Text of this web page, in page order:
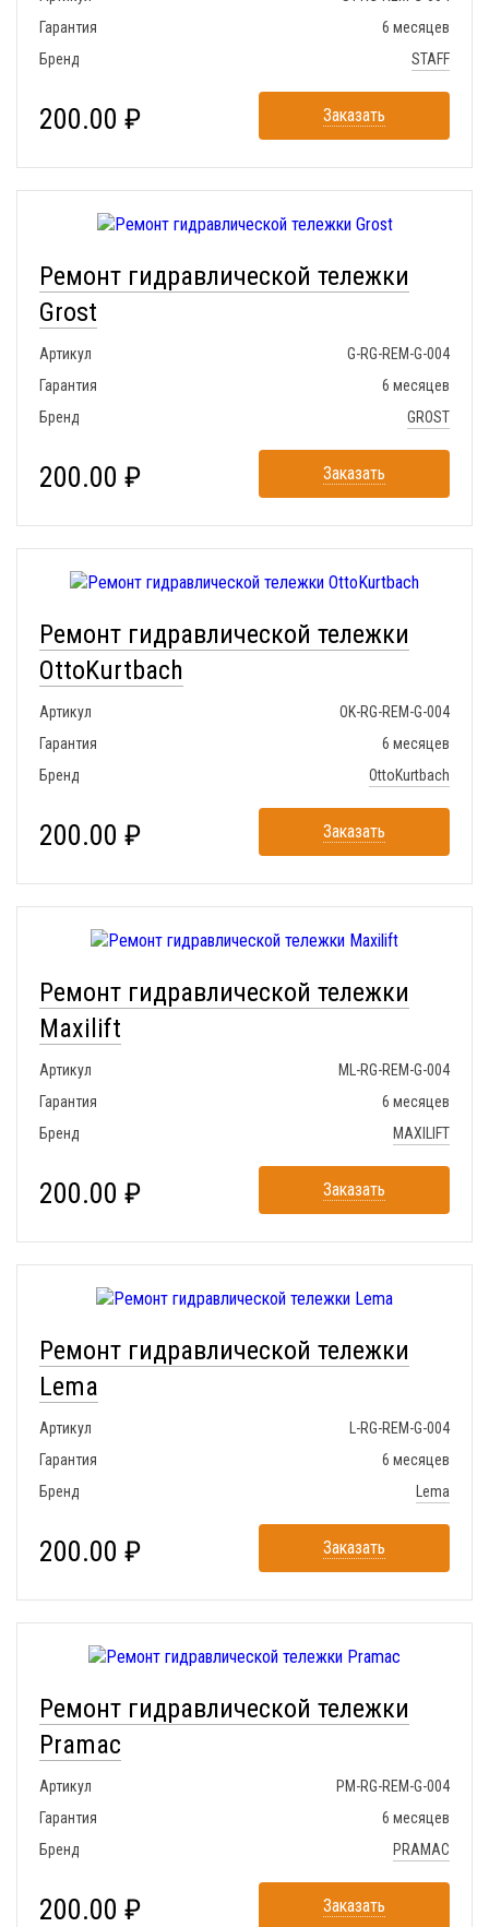
Гарантия
6 месяцев
Бренд
STAFF
200.00 ₽ Заказать
Ремонт гидравлической тележки
Grost
Артикул
G-RG-REM-G-004
Гарантия
6 месяцев
Бренд
GROST
200.00 ₽ Заказать
Ремонт гидравлической тележки
OttoKurtbach
Артикул
OK-RG-REM-G-004
Гарантия
6 месяцев
Бренд
OttoKurtbach
200.00 ₽ Заказать
Ремонт гидравлической тележки
Maxilift
Артикул
ML-RG-REM-G-004
Гарантия
6 месяцев
Бренд
MAXILIFT
200.00 ₽ Заказать
Ремонт гидравлической тележки
Lema
Артикул
L-RG-REM-G-004
Гарантия
6 месяцев
Бренд
Lema
200.00 ₽ Заказать
Ремонт гидравлической тележки
Pramac
Артикул
PM-RG-REM-G-004
Гарантия
6 месяцев
Бренд
PRAMAC
200.00 ₽ Заказать